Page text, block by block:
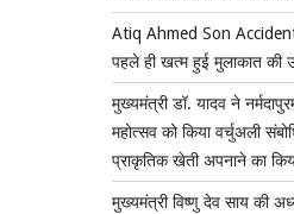
Atiq Ahmed Son
पहले ही खत्म हुई मुलाकात की
मुख्यमंत्री डॉ. यादव ने
महोत्सव को किया वर्चुअली
प्राकृतिक खेती अपनाने का
मुख्यमंत्री विष्णु देव साय की